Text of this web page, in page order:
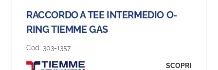
RACCORDO A TEE INTERMEDIO O-
RING TIEMME GAS
Cod: 303-1357
SCOPRI